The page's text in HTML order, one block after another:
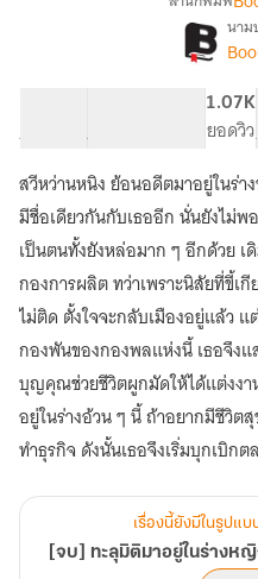
หญิง
จะ
ร่ำรวย
จาก
การ
เปิด
ตลาด
ธุรกิจ
ความ
งาม
ให้
ได้!
3
นาม
จำนวนคำ จำนวนหน้า (A5)
1.07K
ยอดวิว
สวีหว่านหนิง ย้อนอดีตมาอยู่ในร่า
มีชื่อเดียวกันกับเธออีก นั่นยังไม่
เป็นตนทั้งยังหล่อมาก ๆ อีกด้วย เ
กองการผลิต ทว่าเพราะนิสัยที่ขี้เ
ไม่ติด ตั้งใจจะกลับเมืองอยู่แล้ว
กองพันของกองพลแห่งนี้ เธอจึงแ
บุญคุณช่วยชีวิตผูกมัดให้ได้แต่งงา
อยู่ในร่างอ้วน ๆ นี้ ถ้าอยากมีชีวิต
ทำธุรกิจ ดังนั้นเธอจึงเริ่มบุกเบิก
เรื่องนี้ยังมีในรูปแ